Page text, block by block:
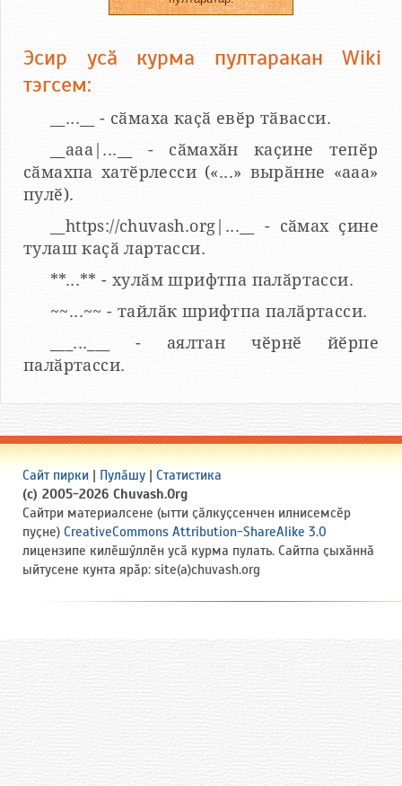
Эсир усӑ курма пултаракан Wiki
тэгсем:
__...__ - сӑмаха каҫӑ евӗр тӑвасси.
__aaa|...__ - сӑмахӑн каҫине тепӗр
сӑмахпа хатӗрлесси («...» вырӑнне «ааа»
пулӗ).
__https://chuvash.org|...__ - сӑмах ҫине
тулаш каҫӑ лартасси.
**...** - хулӑм шрифтпа палӑртасси.
~~...~~ - тайлӑк шрифтпа палӑртасси.
___...___ - аялтан чӗрнӗ йӗрпе
палӑртасси.
Сайт пирки | Пулӑшу | Статистика
(c) 2005-2026 Chuvash.Org
Сайтри материалсене (ытти ҫӑлкуҫсенчен илнисемсӗр
пуҫне) CreativeCommons Attribution-ShareAlike 3.0
лицензипе килӗшӳллӗн усӑ курма пулать. Сайтпа ҫыхӑннӑ
ыйтусене кунта ярӑр: site(a)chuvash.org